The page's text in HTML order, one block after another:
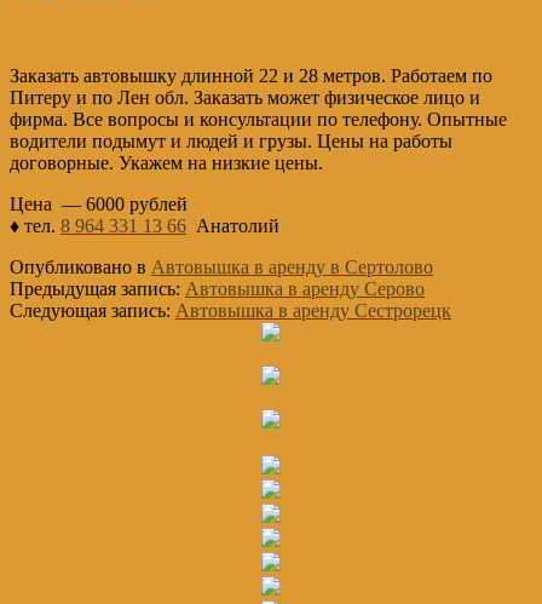
Заказать автовышку длинной 22 и 28 метров. Работаем по
Питеру и по Лен обл. Заказать может физическое лицо и
фирма. Все вопросы и консультации по телефону. Опытные
водители подымут и людей и грузы. Цены на работы
договорные. Укажем на низкие цены.
Цена — 6000 рублей
♦ тел. 8 964 331 13 66 Анатолий
Опубликовано в Автовышка в аренду в Сертолово
Предыдущая запись: Автовышка в аренду Серово
Следующая запись: Автовышка в аренду Сестрорецк